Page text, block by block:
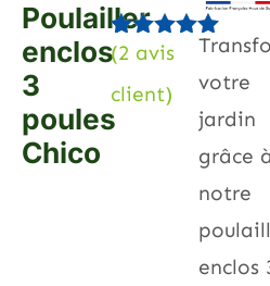
Poulailler
enclos
3
poules
Chico
Noté5.00
basé sur
2
notations
client
(2 avis
client)
votre
jardin
grâce à
notre
enclos